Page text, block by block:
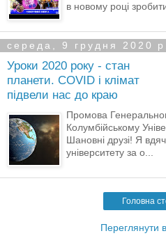
в новому році
середа, 9 грудня 2020
Уроки 2020 року - стан
планети. COVID і клімат
підвели нас до краю
Промова
Колумбійському
Шановні друзі! Я
університету за о...
Головна
Переглянути